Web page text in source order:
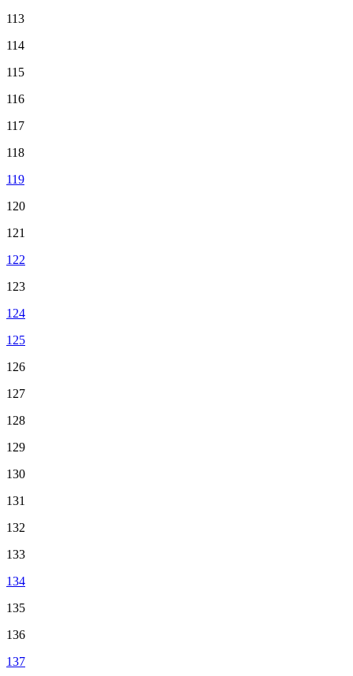
113
114
115
116
117
118
119
120
121
122
123
124
125
126
127
128
129
130
131
132
133
134
135
136
137